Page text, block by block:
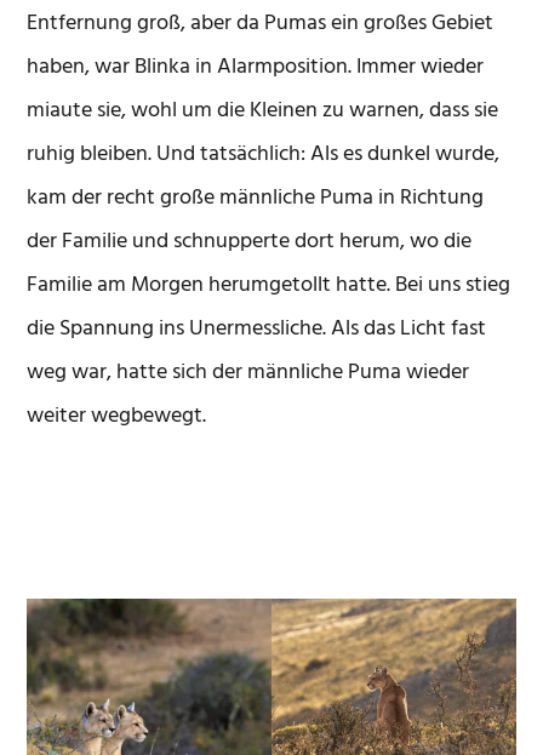
Entfernung groß, aber da Pumas ein großes Gebiet
haben, war Blinka in Alarmposition. Immer wieder
miaute sie, wohl um die Kleinen zu warnen, dass sie
ruhig bleiben. Und tatsächlich: Als es dunkel wurde,
kam der recht große männliche Puma in Richtung
der Familie und schnupperte dort herum, wo die
Familie am Morgen herumgetollt hatte. Bei uns stieg
die Spannung ins Unermessliche. Als das Licht fast
weg war, hatte sich der männliche Puma wieder
weiter wegbewegt.